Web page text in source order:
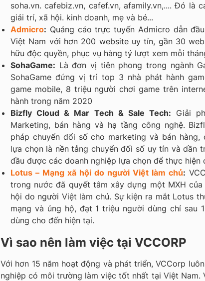
soha.vn. cafebiz.vn, cafef.vn, afamily.vn,.... Đó là
giải trí, xã hội. kinh doanh, mẹ và bé...
Admicro: Quảng cáo trực tuyến Admicro dẫn
Việt Nam với hơn 200 website uy tín, gần 30
hữu độc quyền, phục vụ hàng tỷ lượt xem mỗi
SohaGame: Là đơn vị tiên phong trong ngành
SohaGame đứng vị trí top 3 nhà phát hành
game mobile, 8 triệu người chơi game trên
hành trong năm 2020
Bizfly Cloud & Mar Tech & Sale Tech: Giải
Marketing, bán hàng và hạ tầng công nghệ.
pháp chuyển đổi số cho marketing và bán hàng,
lựa chọn là nền tảng chuyển đối số uy tín và dần
đầu được các doanh nghiệp lựa chọn để thực hiện
Lotus – Mạng xã hội do người Việt làm chủ:
trong nước đã quyết tâm xây dựng một MXH
hội do người Việt làm chủ. Sự kiện ra mắt Lotus
mạng và ủng hộ, đạt 1 triệu người dùng chỉ sau
dùng cho đến hiện tại.
Vì sao nên làm việc tại VCCORP
Với hơn 15 năm hoạt động và phát triển, VCCorp
nghiệp có môi trường làm việc tốt nhất tại Việt Nam.